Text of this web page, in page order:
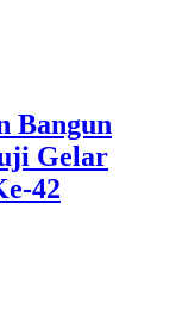
Bangun
Gelar
42